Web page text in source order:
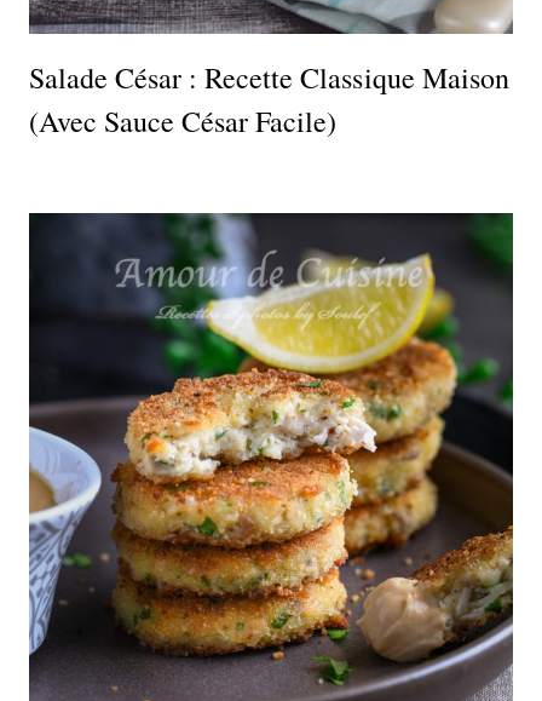
Salade César : Recette Classique Maison
(avec Sauce César Facile)